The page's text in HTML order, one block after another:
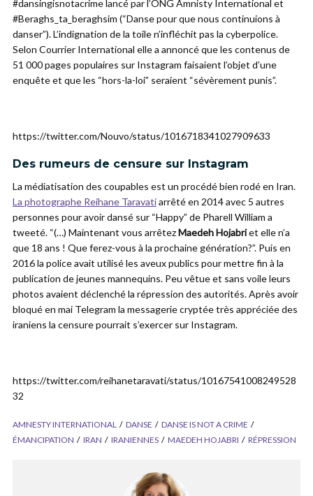
#dansingisnotacrime lancé par l’ONG Amnisty International et
#Beraghs_ta_beraghsim (“Danse pour que nous continuions à
danser”). L’indignation de la toile n’infléchit pas la cyberpolice.
Selon Courrier International elle a annoncé que les contenus de
51 000 pages populaires sur Instagram faisaient l’objet d’une
enquête et que les “hors-la-loi” seraient “sévèrement punis”.
https://twitter.com/Nouvo/status/1016718341027909633
Des rumeurs de censure sur Instagram
La médiatisation des coupables est un procédé bien rodé en Iran.
La photographe Reihane Taravatiarrêté en 2014 avec 5 autres
personnes pour avoir dansé sur “Happy” de Pharell William a
tweeté. “(…) Maintenant vous arrêtezMaedeh Hojabriet elle n’a
que 18 ans ! Que ferez-vous à la prochaine génération?”. Puis en
2016 la police avait utilisé les aveux publics pour mettre fin à la
publication de jeunes mannequins. Peu vêtue et sans voile leurs
photos avaient déclenché la répression des autorités. Après avoir
bloqué en mai Telegram la messagerie cryptée très appréciée des
iraniens la censure pourrait s’exercer sur Instagram.
https://twitter.com/reihanetaravati/status/10167541008249528
32
AMNESTY INTERNATIONAL DANSE
DANSE IS NOT A CRIME
ÉMANCIPATION
IRAN IRANIENNES MAEDEH HOJABRI RÉPRESSION